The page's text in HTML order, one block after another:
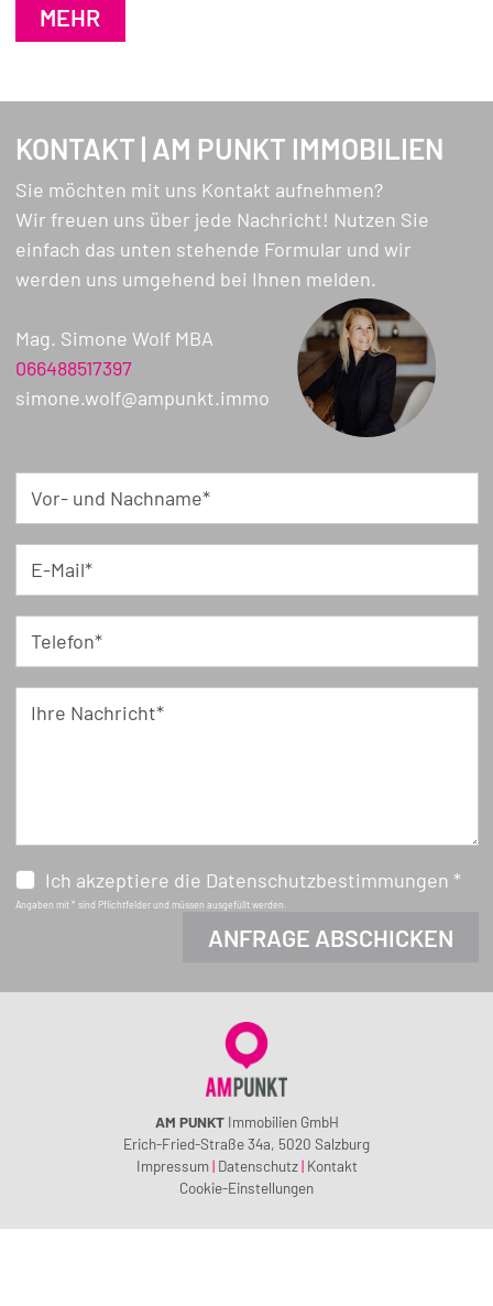
Sie möchten mehr über diese Wohnung erfahren?
Gerne senden wir Ihnen unser ausführliches Exposé
Besichtigungstermin!
übernehmen keinerlei Gewähr oder Haftung für die
MEHR
KONTAKT | AM PUNKT IMMOBILIEN
Sie möchten mit uns Kontakt aufnehmen?
Wir freuen uns über jede Nachricht! Nutzen Sie
einfach das unten stehende Formular und wir
werden uns umgehend bei Ihnen melden.
Mag. Simone Wolf MBA
066488517397
simone.wolf@ampunkt.immo
Vor- und Nachname*
E-Mail*
Telefon*
Ihre Nachricht*
Ich akzeptiere die Datenschutzbestimmungen *
Angaben mit * sind Pflichtfelder und müssen ausgefüllt werden.
AM PUNKTImmobilien GmbH
Erich-Fried-Straße 34a, 5020 Salzburg
Impressum | Datenschutz | Kontakt
Cookie-Einstellungen